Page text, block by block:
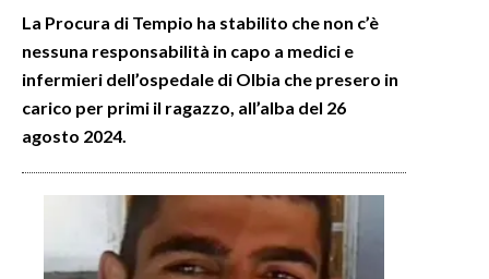
INSULARITÀ
INFO AZIENDE
ABBONATI
ANNUNCI
SPIAGGE
La Procura di Tempio ha stabilito che non c’è
nessuna responsabilità in capo a medici e
infermieri dell’ospedale di Olbia che presero in
carico per primi il ragazzo, all’alba del 26
agosto 2024.